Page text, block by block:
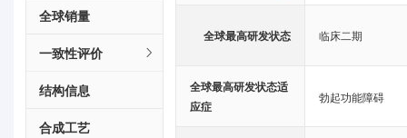
全球销量
一致性评价
结构信息
合成工艺
全球最高研发状态 临床二期
全球最高研发状态适
应症
勃起功能障碍